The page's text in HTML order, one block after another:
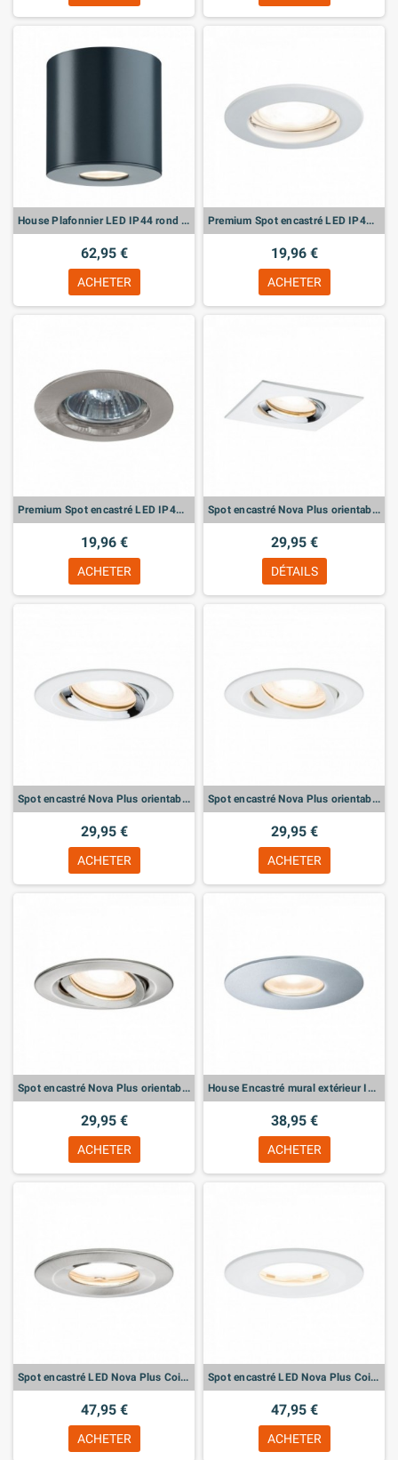
House Plafonnier LED IP44 rond 95mm 3000K 4,4W 410lm 230V Anthracite Alu/Acryl
62,95 €
ACHETER
Premium Spot encastré LED IP44 rond 79mm GU10 max. 50W 230V gradable Blanc
19,96 €
ACHETER
Premium Spot encastré LED IP44 rond 79mm GU10 max. 50W 230V gradable Acier brossé
19,96 €
ACHETER
Spot encastré Nova Plus orientable
29,95 €
DÉTAILS
Spot encastré Nova Plus orientable
29,95 €
ACHETER
Spot encastré Nova Plus orientable
29,95 €
ACHETER
Spot encastré Nova Plus orientable
29,95 €
ACHETER
House Encastré mural extérieur IP44 rond 95mm 3000K 4,4W 410lm 230V Argent Métal/Acryl
38,95 €
ACHETER
Spot encastré LED Nova Plus Coin fixe
47,95 €
ACHETER
Spot encastré LED Nova Plus Coin fixe
47,95 €
ACHETER